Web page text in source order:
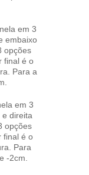
em 3
embaixo
opções
final é o
Para a
em 3
e direita
opções
final é o
Para
-2cm.